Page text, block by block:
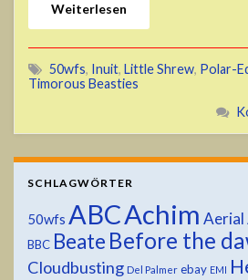
Weiterlesen
50wfs, Inuit, Little Shrew, Polar-
Timorous Beasties
SCHLAGWÖRTER
50wfs ABCAchim Aerial
BBC Beate Before the
Cloudbusting Del Palmer ebay EMI